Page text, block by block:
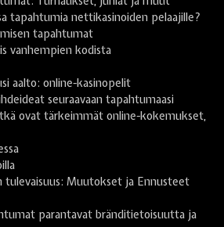
tapahtumia nettikasinoiden pelaajille?
tapahtumat
vanhempien kodista
aalto: online-kasinopelit
seuraavaan tapahtumaasi
ovat tärkeimmät online-kokemukset,
tulevaisuus: Muutokset ja Ennusteet
parantavat bränditietoisuutta ja